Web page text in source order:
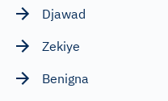
Djawad
Zekiye
Benigna